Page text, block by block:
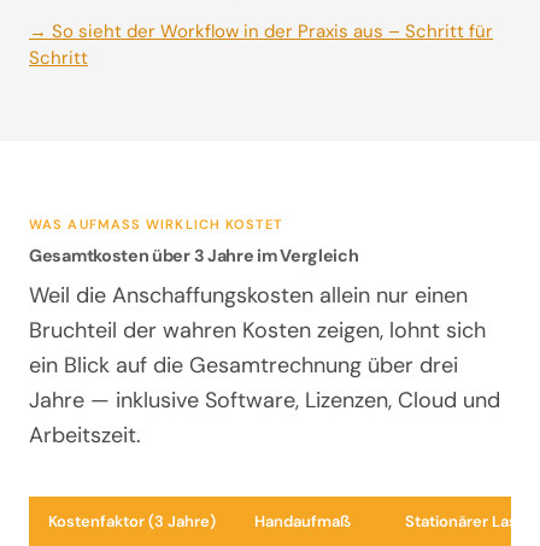
→ So sieht der Workflow in der Praxis aus – Schritt für
Schritt
WAS AUFMASS WIRKLICH KOSTET
Gesamtkosten über 3 Jahre im Vergleich
Weil die Anschaffungskosten allein nur einen
Bruchteil der wahren Kosten zeigen, lohnt sich
ein Blick auf die Gesamtrechnung über drei
Jahre — inklusive Software, Lizenzen, Cloud und
Arbeitszeit.
Kostenfaktor (3 Jahre) Handaufmaß Stationärer